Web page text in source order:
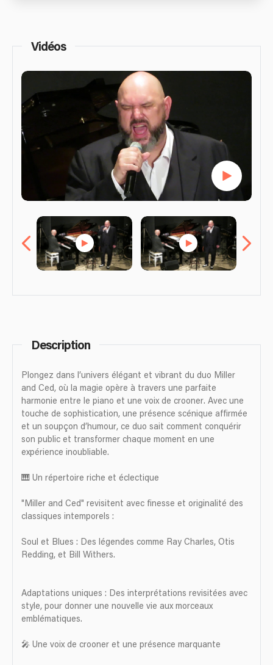
Vidéos
Description
Plongez dans l’univers élégant et vibrant du duo Miller
and Ced, où la magie opère à travers une parfaite
harmonie entre le piano et une voix de crooner. Avec une
touche de sophistication, une présence scénique affirmée
et un soupçon d’humour, ce duo sait comment conquérir
son public et transformer chaque moment en une
expérience inoubliable.
🎹 Un répertoire riche et éclectique
"Miller and Ced" revisitent avec finesse et originalité des
classiques intemporels :
Soul et Blues : Des légendes comme Ray Charles, Otis
Redding, et Bill Withers.
Adaptations uniques : Des interprétations revisitées avec
style, pour donner une nouvelle vie aux morceaux
emblématiques.
🎤 Une voix de crooner et une présence marquante